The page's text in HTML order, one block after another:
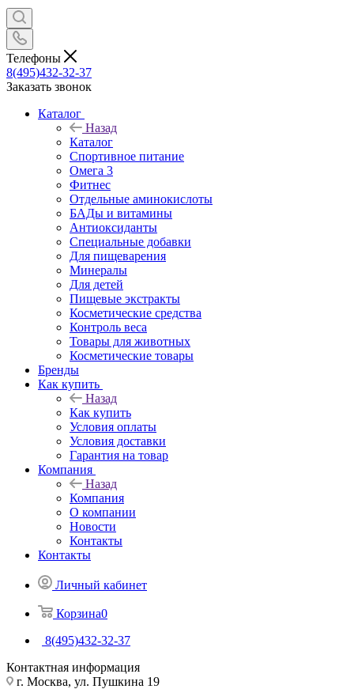
Телефоны
8(495)432-32-37
Заказать звонок
Каталог
Назад
Каталог
Спортивное питание
Омега 3
Фитнес
Отдельные аминокислоты
БАДы и витамины
Антиоксиданты
Специальные добавки
Для пищеварения
Минералы
Для детей
Пищевые экстракты
Косметические средства
Контроль веса
Товары для животных
Косметические товары
Бренды
Как купить
Назад
Как купить
Условия оплаты
Условия доставки
Гарантия на товар
Компания
Назад
Компания
О компании
Новости
Контакты
Контакты
Личный кабинет
Корзина0
8(495)432-32-37
Контактная информация
г. Москва, ул. Пушкина 19